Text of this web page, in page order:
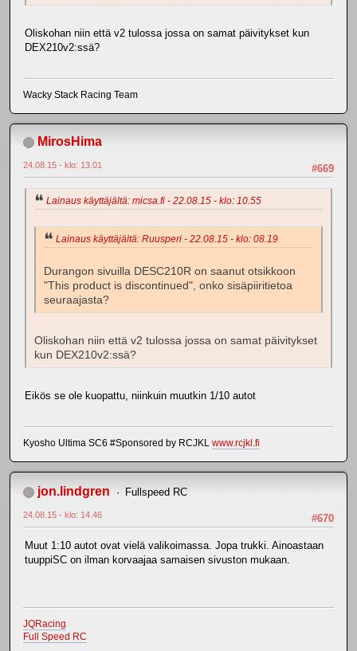
Oliskohan niin että v2 tulossa jossa on samat päivitykset kun
DEX210v2:ssä?
Wacky Stack Racing Team
MirosHima
#669
24.08.15 - klo: 13.01
Lainaus käyttäjältä: micsa.fi - 22.08.15 - klo: 10.55
Lainaus käyttäjältä: Ruusperi - 22.08.15 - klo: 08.19
Durangon sivuilla DESC210R on saanut otsikkoon
"This product is discontinued", onko sisäpiiritietoa
seuraajasta?
Oliskohan niin että v2 tulossa jossa on samat päivitykset
kun DEX210v2:ssä?
Eikös se ole kuopattu, niinkuin muutkin 1/10 autot
Kyosho Ultima SC6 #Sponsored by RCJKL www.rcjkl.fi
jon.lindgren Fullspeed RC
#670
24.08.15 - klo: 14.46
Muut 1:10 autot ovat vielä valikoimassa. Jopa trukki. Ainoastaan
tuuppiSC on ilman korvaajaa samaisen sivuston mukaan.
JQRacing
Full Speed RC